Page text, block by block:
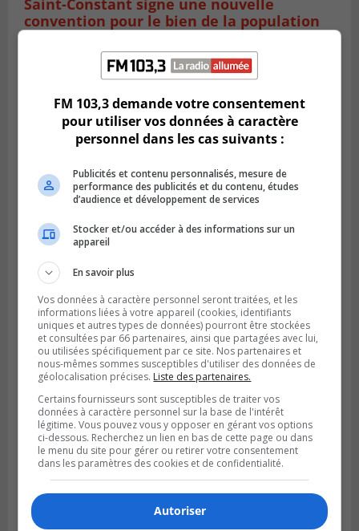
Saint-Constant signe une nouvelle
convention pour le bien de la population
SAINT-LAMBERT
Publié le 4 août 2026 à 12h00
Une conseillère de Saint-Lambert craint le
développement de MET
FM 103,3 demande votre consentement
pour utiliser vos données à caractère
personnel dans les cas suivants :
Publicités et contenu personnalisés, mesure de
performance des publicités et du contenu, études
d’audience et développement de services
Stocker et/ou accéder à des informations sur un
appareil
En savoir plus
Vos données à caractère personnel seront traitées, et les
informations liées à votre appareil (cookies, identifiants
uniques et autres types de données) pourront être stockées
et consultées par 66 partenaires, ainsi que partagées avec lui,
ou utilisées spécifiquement par ce site. Nos partenaires et
nous-mêmes sommes susceptibles d'utiliser des données de
géolocalisation précises. Liste des partenaires.
Certains fournisseurs sont susceptibles de traiter vos
données à caractère personnel sur la base de l'intérêt
légitime. Vous pouvez vous y opposer en gérant vos options
ci-dessous. Recherchez un lien en bas de cette page ou dans
le menu du site pour gérer ou retirer votre consentement
dans les paramètres des cookies et de confidentialité.
Autoriser